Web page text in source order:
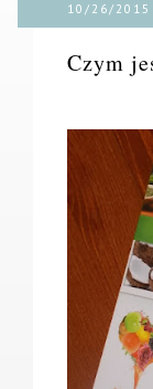
10/26/2015
Czym